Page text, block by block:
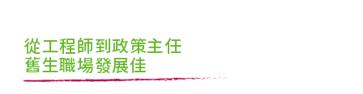
從工程師到政策主任
舊生職場發展佳